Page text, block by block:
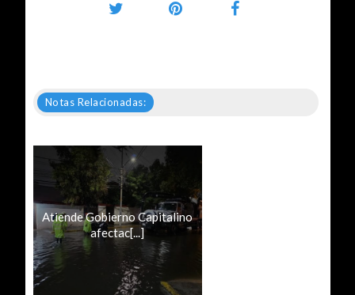
Notas Relacionadas:
Atiende Gobierno Capitalino
afectac[...]